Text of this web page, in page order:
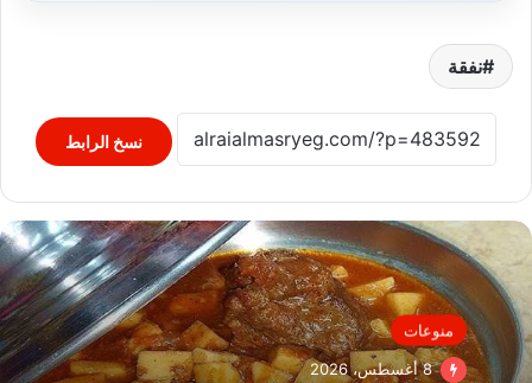
نفقة
نسخ الرابط
منوعات
8 أغسطس، 2026